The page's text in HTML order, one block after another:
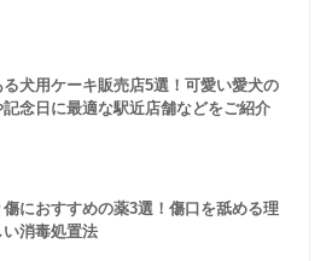
犬用ケーキ販売店5選！可愛い愛犬の
念日に最適な駅近店舗などをご紹介
におすすめの薬3選！傷口を舐める理
い消毒処置法